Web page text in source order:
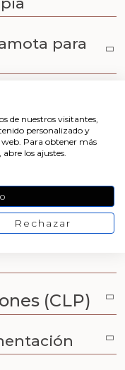
para
barba
para
usos
(CLP)
de nuestros visitantes,
personalizado y
web. Para obtener más
los ajustes.
Rechazar